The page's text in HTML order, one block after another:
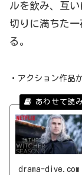
ルを飲み、互
切りに満ちた
る。
・アクション作品
drama-dive.com